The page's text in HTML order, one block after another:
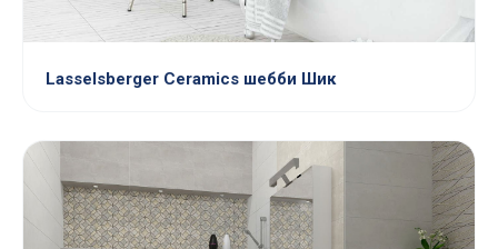
Lasselsberger Ceramics шебби Шик